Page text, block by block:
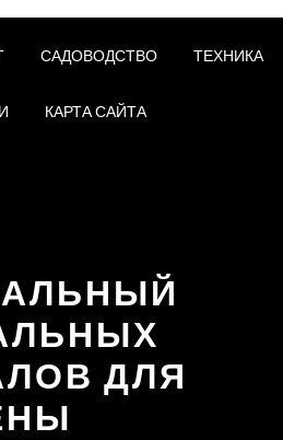
САДОВОДСТВО ТЕХНИКА
КАРТА САЙТА
ДЛЯ